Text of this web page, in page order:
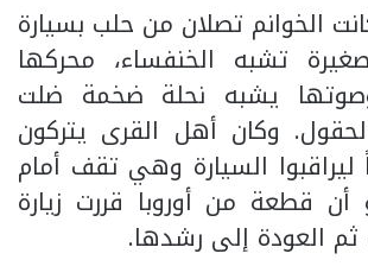
الخوانم تصلان من حلب بسيارة
تشبه الخنفساء، محركها
يشبه نحلة ضخمة ضلت
وكان أهل القرى يتركون
ليراقبوا السيارة وهي تقف أمام
أن قطعة من أوروبا قررت زيارة
ثم العودة إلى رشدها.